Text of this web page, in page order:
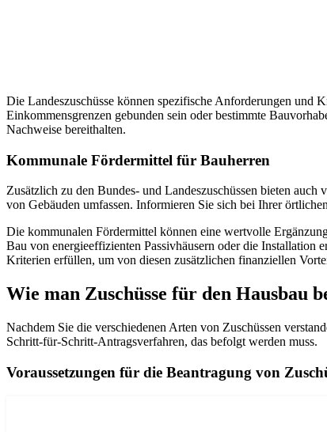
Die Landeszuschüsse können spezifische Anforderungen und
Einkommensgrenzen gebunden sein oder bestimmte
Nachweise bereithalten.
Kommunale Fördermittel für Bauherren
Zusätzlich zu den Bundes- und Landeszuschüssen bieten
von Gebäuden umfassen. Informieren Sie sich bei Ihrer
Die kommunalen Fördermittel können eine wertvolle
Bau von energieeffizienten Passivhäusern oder die Installation
Kriterien erfüllen, um von diesen zusätzlichen finanziellen
Wie man Zuschüsse für den Hausbau
Nachdem Sie die verschiedenen Arten von Zuschüssen
Schritt-für-Schritt-Antragsverfahren, das befolgt werden muss.
Voraussetzungen für die Beantragung von